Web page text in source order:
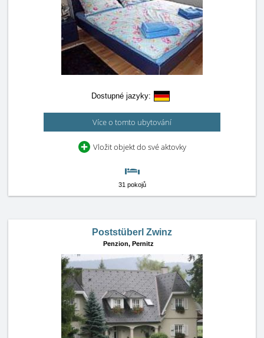
Dostupné jazyky:
Více o tomto ubytování
Vložit objekt do své aktovky
31 pokojů
Poststüberl Zwinz
Penzion, Pernitz